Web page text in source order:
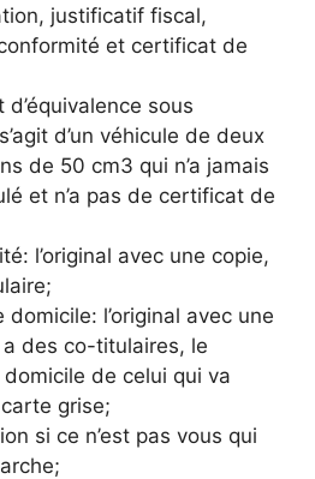
justificatif fiscal,
et certificat de
sous
d’un véhicule de deux
de 50 cm3 qui n’a jamais
et n’a pas de certificat de
l’original avec une copie,
l’original avec une
a des co-titulaires, le
de celui qui va
grise;
si ce n’est pas vous qui